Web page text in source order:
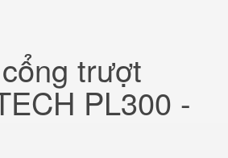
trượt
PL300 -